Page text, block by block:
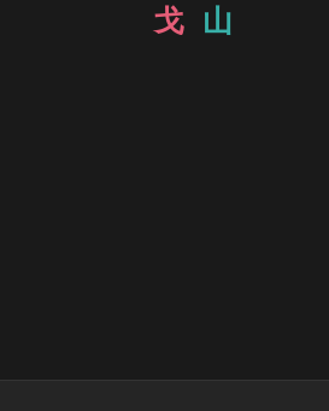
戈 山